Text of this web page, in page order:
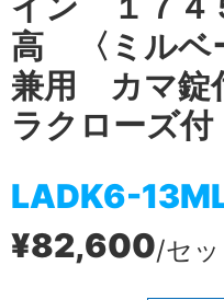
高 〈ミルベ
兼用 カマ
ラクローズ付
LADK6-
¥82,600/セッ